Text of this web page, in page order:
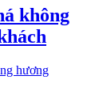
không